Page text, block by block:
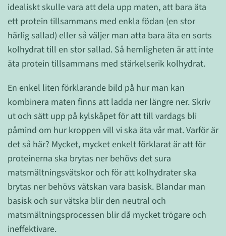
idealiskt skulle vara att dela upp maten, att bara äta
ett protein tillsammans med enkla födan (en stor
härlig sallad) eller så väljer man atta bara äta en sorts
kolhydrat till en stor sallad. Så hemligheten är att inte
äta protein tillsammans med stärkelserik kolhydrat.
En enkel liten förklarande bild på hur man kan
kombinera maten finns att ladda ner längre ner. Skriv
ut och sätt upp på kylskåpet för att till vardags bli
påmind om hur kroppen vill vi ska äta vår mat. Varför är
det så här? Mycket, mycket enkelt förklarat är att för
proteinerna ska brytas ner behövs det sura
matsmältningsvätskor och för att kolhydrater ska
brytas ner behövs vätskan vara basisk. Blandar man
basisk och sur vätska blir den neutral och
matsmältningsprocessen blir då mycket trögare och
ineffektivare.